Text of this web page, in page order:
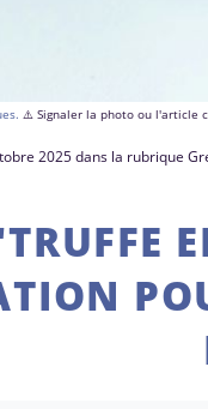
⚠️ Signaler la photo ou l'article
2025 dans la rubrique